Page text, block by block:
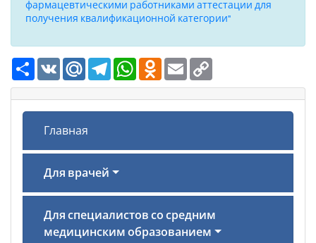
фармацевтическими работниками аттестации для
получения квалификационной категории"
РесурсVK Mail.Ru TelegramWhatsAppOdnoklassniki
Email
Главная
Для врачей
Для специалистов со средним
медицинским образованием